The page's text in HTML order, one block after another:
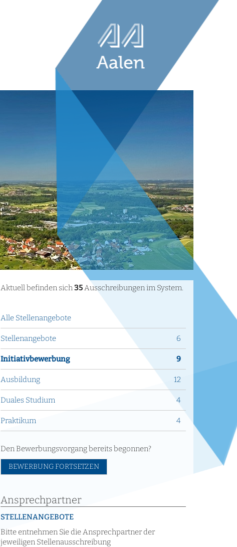
Aktuell befinden sich35Ausschreibungen im System.
Alle Stellenangebote
Stellenangebote 6
Initiativbewerbung 9
Ausbildung 12
Duales Studium 4
Praktikum 4
Den Bewerbungsvorgang bereits begonnen?
BEWERBUNG FORTSETZEN
Ansprechpartner
STELLENANGEBOTE
Bitte entnehmen Sie die Ansprechpartner der
jeweiligen Stellenausschreibung